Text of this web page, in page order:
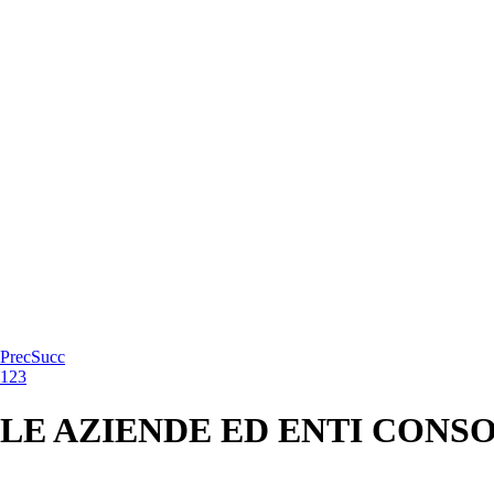
PrecSucc
1 23
LE AZIENDE ED ENTI